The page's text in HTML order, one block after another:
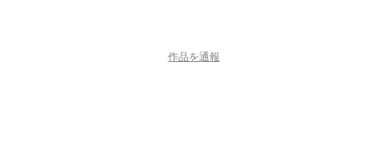
作品を通報